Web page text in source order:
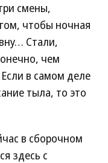
смены,
чтобы ночная
Стали,
чем
в самом деле
тыла, то это
в сборочном
здесь с